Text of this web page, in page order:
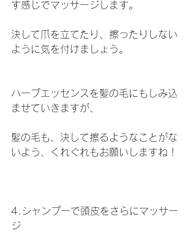
す感じでマッサージします。
決して爪を立てたり、擦ったりしない
ように気を付けましょう。
ハーブエッセンスを髪の毛にもしみ込
ませていきますが、
髪の毛も、決して擦るようなことがな
いよう、くれぐれもお願いしますね！
4.シャンプーで頭皮をさらにマッサー
ジ